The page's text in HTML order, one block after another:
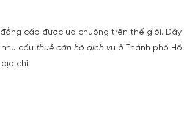
cấp được ưa chuộng trên thế giới. Đây
cầu thuê căn hộ dịch vụ ở Thành phố
chỉ